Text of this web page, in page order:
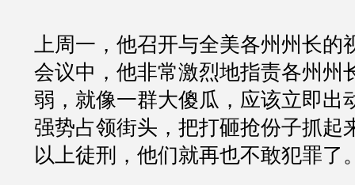
上周一，他召开与全美各州州长的
会议中，他非常激烈地指责各州州
弱，就像一群大傻瓜，应该立即出
强势占领街头，把打砸抢份子抓起
以上徒刑，他们就再也不敢犯罪了